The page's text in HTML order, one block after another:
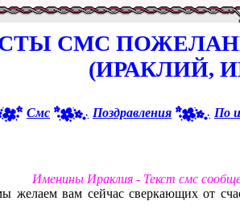
СМС
(ИРАКЛИЙ,
Смс Поздравления По
Именины Ираклия - Текст смс
желаем вам сейчас сверкающих от